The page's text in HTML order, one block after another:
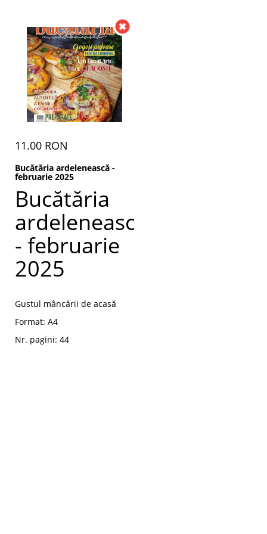
11.00 RON
Bucătăria ardelenească -
februarie 2025
Bucătăria
ardelenească
- februarie
2025
Gustul mâncării de acasă
Format: A4
Nr. pagini: 44